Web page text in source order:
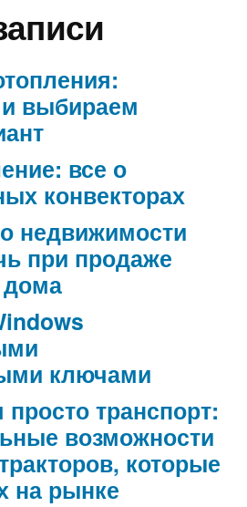
выбираем
все о
конвекторах
недвижимости
при продаже
дома
ключами
транспорт:
возможности
которые
на рынке